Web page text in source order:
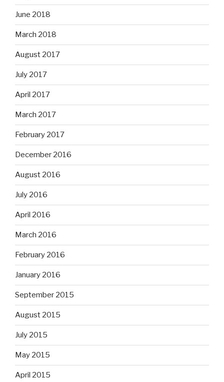
June 2018
March 2018
August 2017
July 2017
April 2017
March 2017
February 2017
December 2016
August 2016
July 2016
April 2016
March 2016
February 2016
January 2016
September 2015
August 2015
July 2015
May 2015
April 2015